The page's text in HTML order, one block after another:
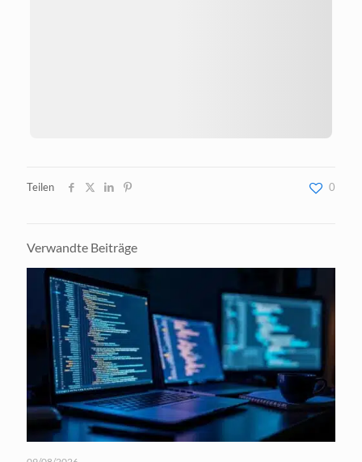
Teilen 0
Verwandte Beiträge